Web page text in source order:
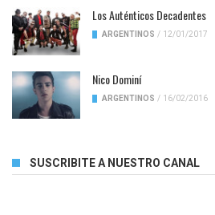
Los Auténticos Decadentes
ARGENTINOS / 12/01/2017
Nico Dominí
ARGENTINOS / 16/02/2016
SUSCRIBITE A NUESTRO CANAL